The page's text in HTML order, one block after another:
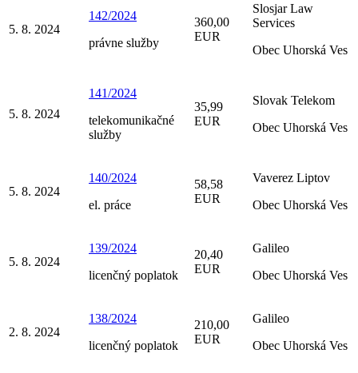
5. 8. 2024
142/2024
právne služby
360,00
EUR
Slosjar Law
Services
Obec Uhorská Ves
5. 8. 2024
141/2024
telekomunikačné
služby
35,99
EUR
Slovak Telekom
Obec Uhorská Ves
5. 8. 2024
140/2024
el. práce
58,58
EUR
Vaverez Liptov
Obec Uhorská Ves
5. 8. 2024
139/2024
licenčný poplatok
20,40
EUR
Galileo
Obec Uhorská Ves
2. 8. 2024
138/2024
licenčný poplatok
210,00
EUR
Galileo
Obec Uhorská Ves